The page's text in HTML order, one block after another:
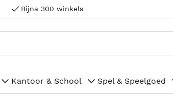
Bijna 300 winkels
Kantoor & School Spel & Speelgoed